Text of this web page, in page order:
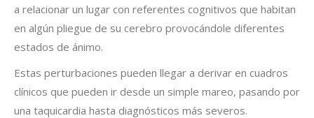
a relacionar un lugar con referentes cognitivos que habitan
en algún pliegue de su cerebro provocándole diferentes
estados de ánimo.
Estas perturbaciones pueden llegar a derivar en cuadros
clínicos que pueden ir desde un simple mareo, pasando por
una taquicardia hasta diagnósticos más severos.
Marketing
Al compartir tus
intereses y
comportamiento
nuestro sitio,
aumentas la
posibilidad de